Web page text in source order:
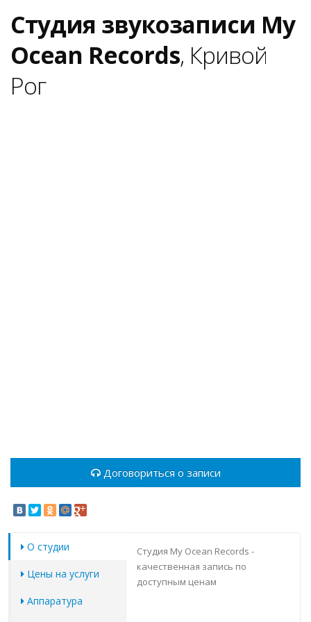
Студия звукозаписи My
Ocean Records, Кривой
Рог
Договориться о записи
О студии
Цены на услуги
Аппаратура
Студия My Ocean Records -
качественная запись по
доступным ценам